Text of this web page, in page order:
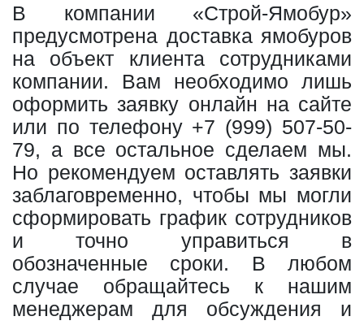
В компании «Строй-Ямобур»
предусмотрена доставка ямобуров
на объект клиента сотрудниками
компании. Вам необходимо лишь
оформить заявку онлайн на сайте
или по телефону +7 (999) 507-50-
79, а все остальное сделаем мы.
Но рекомендуем оставлять заявки
заблаговременно, чтобы мы могли
сформировать график сотрудников
и точно управиться в
обозначенные сроки. В любом
случае обращайтесь к нашим
менеджерам для обсуждения и